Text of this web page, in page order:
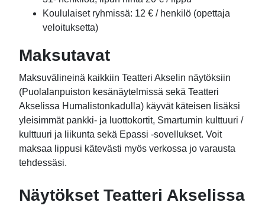
Koululaiset ryhmissä: 12 € / henkilö (opettaja
veloituksetta)
Maksutavat
Maksuvälineinä kaikkiin Teatteri Akselin näytöksiin
(Puolalanpuiston kesänäytelmissä sekä Teatteri
Akselissa Humalistonkadulla) käyvät käteisen lisäksi
yleisimmät pankki- ja luottokortit, Smartumin kulttuuri /
kulttuuri ja liikunta sekä Epassi -sovellukset. Voit
maksaa lippusi kätevästi myös verkossa jo varausta
tehdessäsi.
Näytökset Teatteri Akselissa